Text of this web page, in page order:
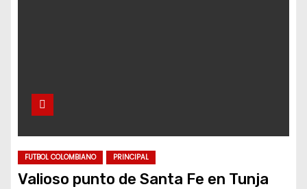
FUTBOL COLOMBIANO PRINCIPAL
Valioso punto de Santa Fe en Tunja